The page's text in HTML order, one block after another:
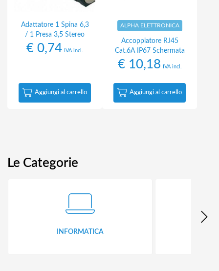
Adattatore 1 Spina 6,3
/ 1 Presa 3,5 Stereo
€ 0,74 IVA incl.
Aggiungi al carrello
ALPHA ELETTRONICA
Accoppiatore RJ45
Cat.6A IP67 Schermata
€10,18 IVA incl.
Aggiungi al carrello
Le Categorie
INFORMATICA